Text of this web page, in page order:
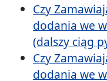
Czy
dodania we
(dalszy ciąg
Czy
dodania we